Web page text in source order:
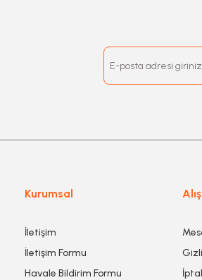
Kurumsal
İletişim
İletişim Formu
Havale Bildirim Formu